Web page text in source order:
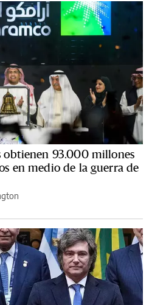
obtienen 93.000 millones
en medio de la guerra de